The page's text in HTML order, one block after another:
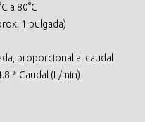
a 80°C
1 pulgada)
proporcional al caudal
* Caudal (L/min)